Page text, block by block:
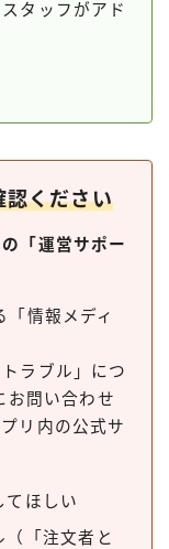
タッフがアド
認ください
「運営サポー
情報メディ
ラブル」につ
お問い合わせ
リ内の公式サ
てほしい
（「注文者と